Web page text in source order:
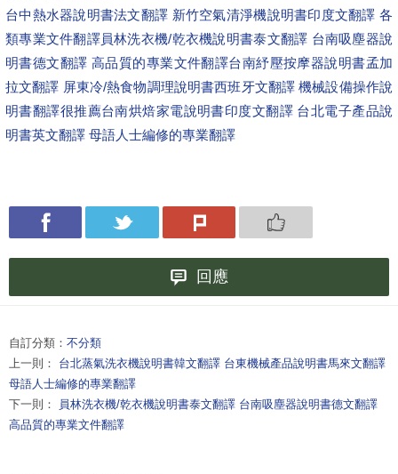
台中熱水器說明書法文翻譯 新竹空氣清淨機說明書印度文翻譯 各
類專業文件翻譯員林洗衣機/乾衣機說明書泰文翻譯 台南吸塵器說
明書德文翻譯 高品質的專業文件翻譯台南紓壓按摩器說明書孟加
拉文翻譯 屏東冷/熱食物調理說明書西班牙文翻譯 機械設備操作說
明書翻譯很推薦台南烘焙家電說明書印度文翻譯 台北電子產品說
明書英文翻譯 母語人士編修的專業翻譯
回應
自訂分類： 不分類
上一則： 台北蒸氣洗衣機說明書韓文翻譯 台東機械產品說明書馬來文翻譯
母語人士編修的專業翻譯
下一則：
員林洗衣機/乾衣機說明書泰文翻譯 台南吸塵器說明書德文翻譯
高品質的專業文件翻譯